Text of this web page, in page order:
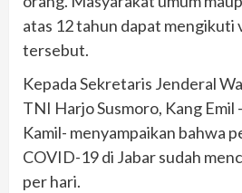
atas 12 tahun dapat mengikuti
tersebut.
Kepada Sekretaris Jenderal
TNI Harjo Susmoro, Kang Emil
Kamil- menyampaikan bahwa
COVID-19 di Jabar sudah
per hari.